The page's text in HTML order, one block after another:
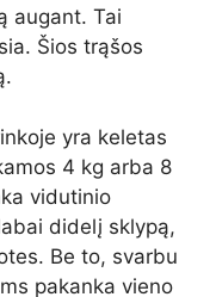
augant. Tai
Šios trąšos
yra keletas
4 kg arba 8
vidutinio
didelį sklypą,
Be to, svarbu
pakanka vieno